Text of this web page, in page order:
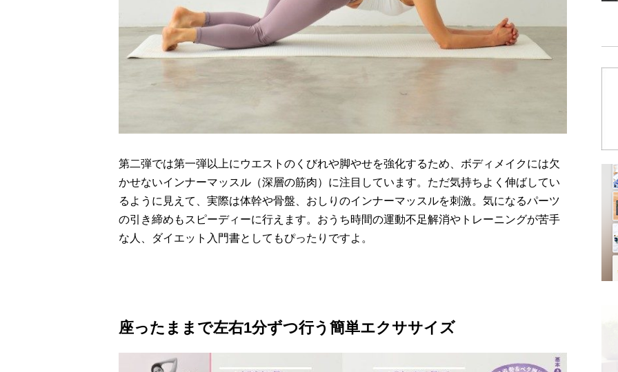
第二弾では第一弾以上にウエストのくびれや脚やせを強化するため、ボディメイクには欠
かせないインナーマッスル（深層の筋肉）に注目しています。ただ気持ちよく伸ばしてい
るように見えて、実際は体幹や骨盤、おしりのインナーマッスルを刺激。気になるパーツ
の引き締めもスピーディーに行えます。おうち時間の運動不足解消やトレーニングが苦手
な人、ダイエット入門書としてもぴったりですよ。
座ったままで左右1分ずつ行う簡単エクササイズ